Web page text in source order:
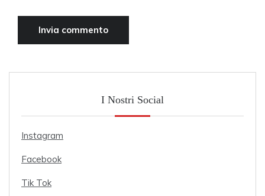
I Nostri Social
Instagram
Facebook
Tik Tok